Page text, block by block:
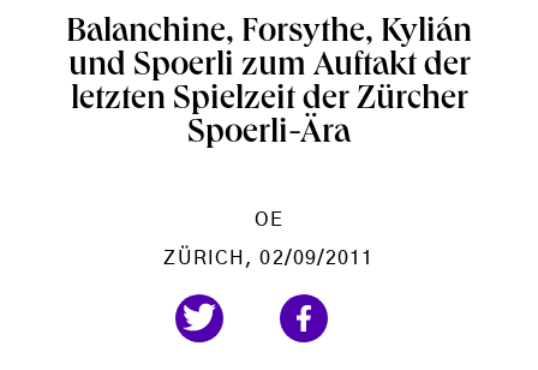
Balanchine, Forsythe, Kylián
und Spoerli zum Auftakt der
letzten Spielzeit der Zürcher
Spoerli-Ära
OE
ZÜRICH , 02/09/2011